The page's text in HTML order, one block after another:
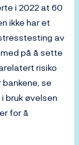
i 2022 at 60
ikke har et
av
på å sette
risiko
se
bruk øvelsen
for å